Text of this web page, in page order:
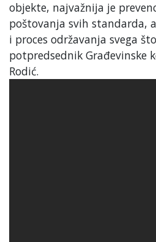
objekte, najvažnija je
poštovanja svih standarda,
i proces održavanja svega
potpredsednik Građevinske
Rodić.